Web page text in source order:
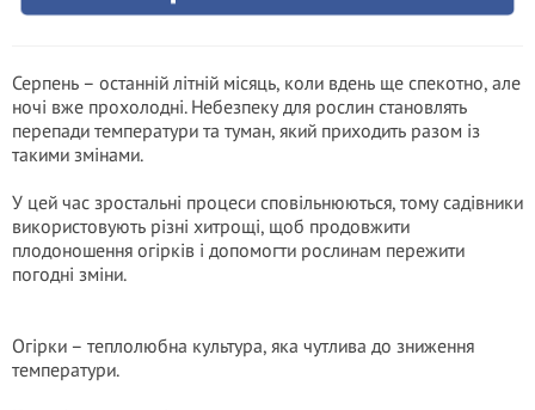
Серпень – останній літній місяць, коли вдень ще спекотно, але
ночі вже прохолодні. Небезпеку для рослин становлять
перепади температури та туман, який приходить разом із
такими змінами.
У цей час зростальні процеси сповільнюються, тому садівники
використовують різні хитрощі, щоб продовжити
плодоношення огірків і допомогти рослинам пережити
погодні зміни.
Огірки – теплолюбна культура, яка чутлива до зниження
температури.